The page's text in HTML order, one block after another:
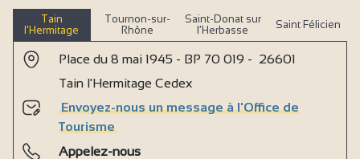
Tain
l’Hermitage
Tournon-sur-
Rhône
Saint-Donat sur
l’Herbasse
Saint Félicien
Place du 8 mai 1945 - BP 70 019 - 26601
Tain l'Hermitage Cedex
Envoyez-nous un message à l'Office de
Tourisme
Appelez-nous